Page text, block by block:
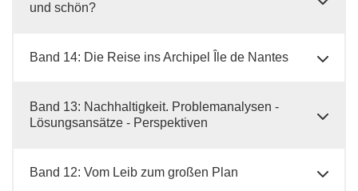
und schön?
Band 14: Die Reise ins Archipel Île de Nantes
Band 13: Nachhaltigkeit. Problemanalysen -
Lösungsansätze - Perspektiven
Band 12: Vom Leib zum großen Plan